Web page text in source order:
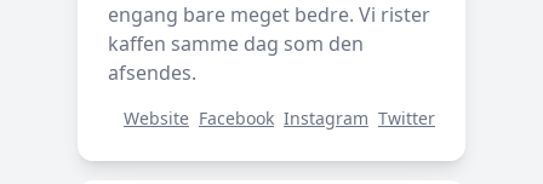
engang bare meget bedre. Vi rister
kaffen samme dag som den
afsendes.
Website Facebook Instagram Twitter